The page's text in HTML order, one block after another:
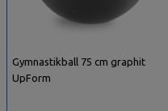
Gymnastikball 75 cm graphit
UpForm